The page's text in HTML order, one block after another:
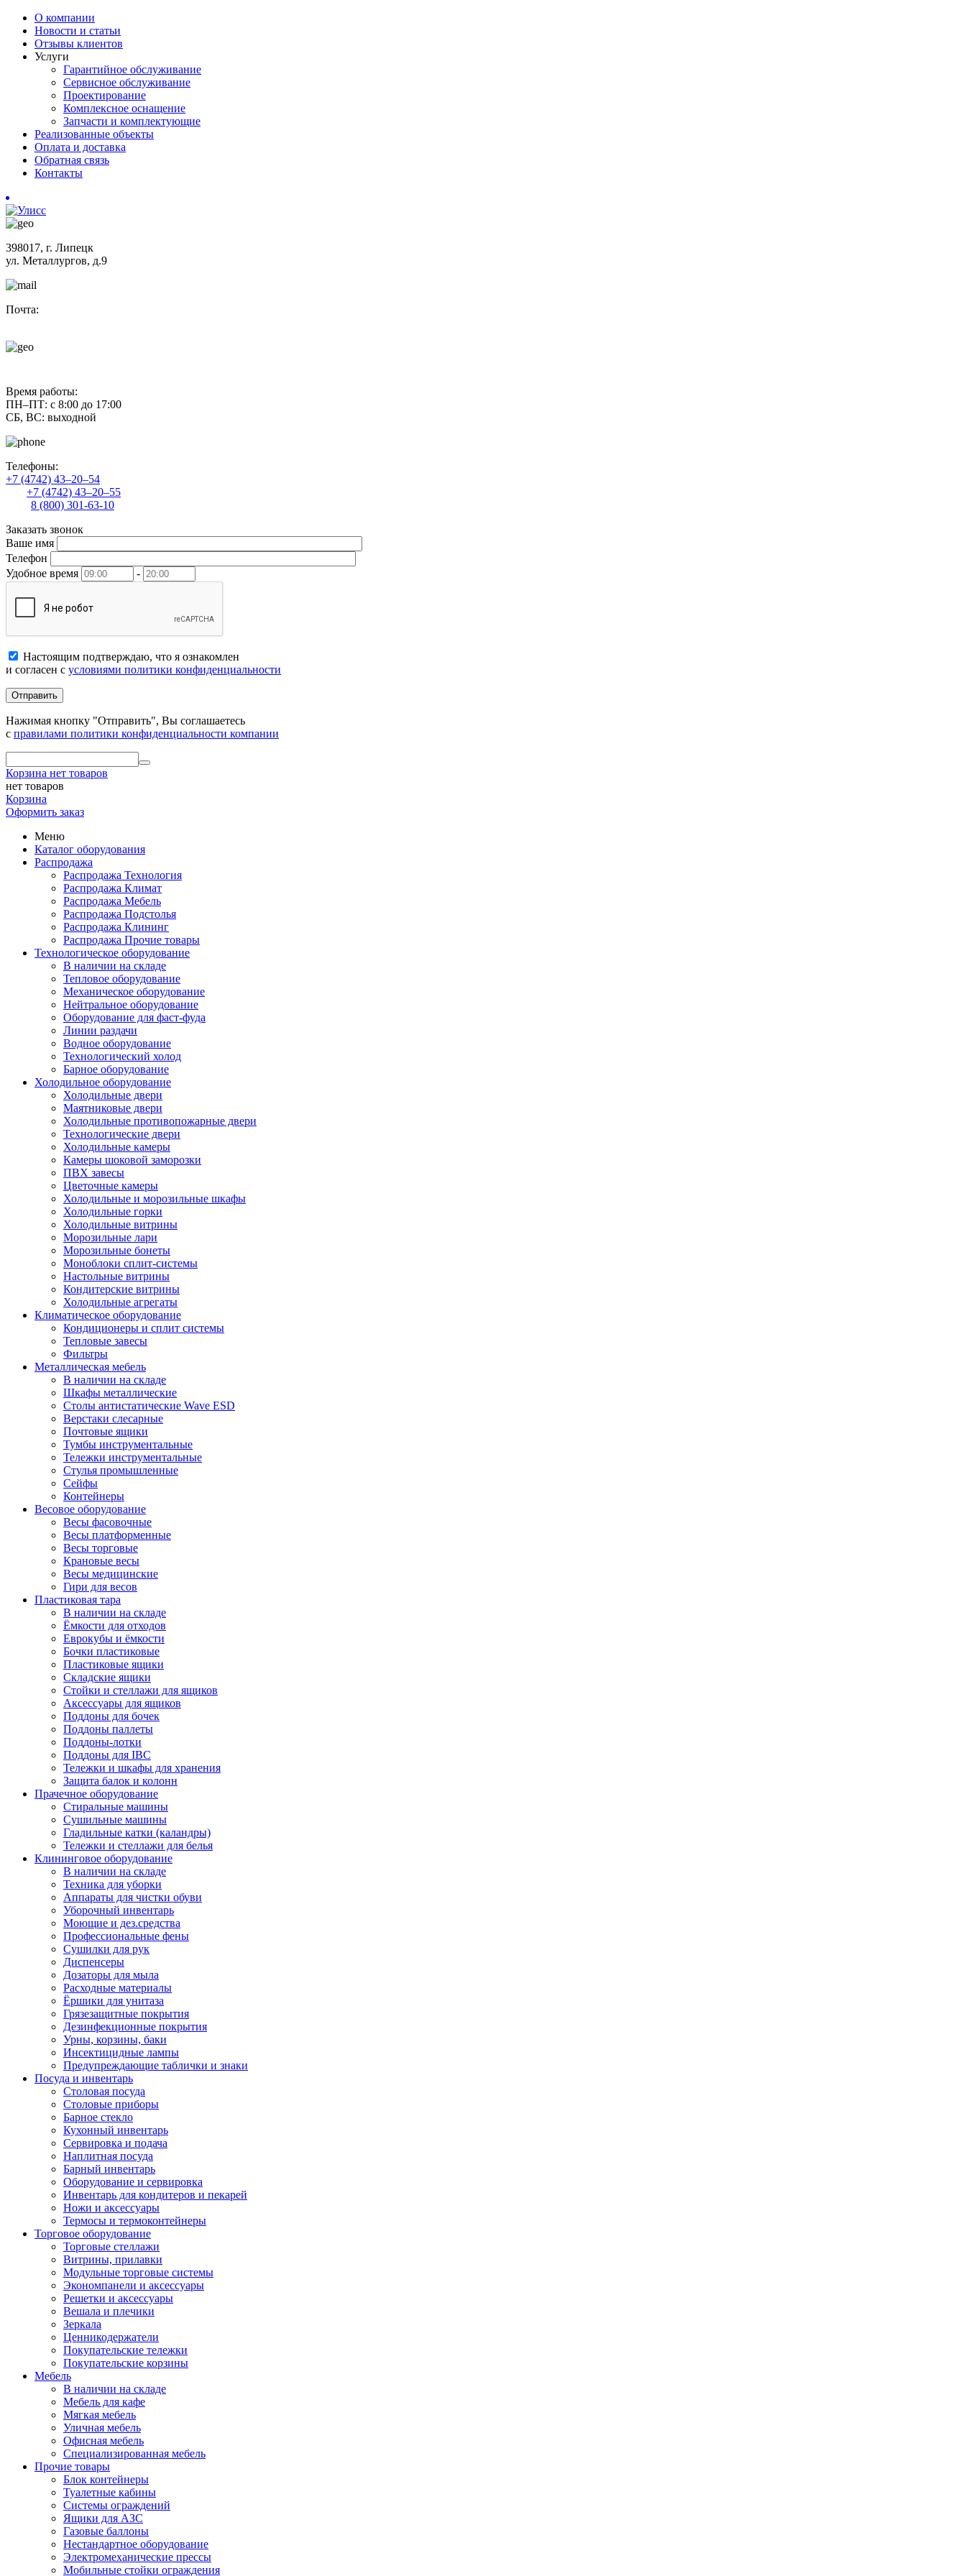
О компании
Новости и статьи
Отзывы клиентов
Услуги
Гарантийное обслуживание
Сервисное обслуживание
Проектирование
Комплексное оснащение
Запчасти и комплектующие
Реализованные объекты
Оплата и доставка
Обратная связь
Контакты
398017, г. Липецк
ул. Металлургов, д.9
Почта:
Время работы:
ПН–ПТ: с 8:00 до 17:00
СБ, ВС: выходной
Телефоны:
+7 (4742) 43–20–54
+7 (4742) 43–20–55
8 (800) 301-63-10
Заказать звонок
Ваше имя
Телефон
Удобное время
-
Настоящим подтверждаю, что я ознакомлен
и согласен с условиями политики конфиденциальности
Отправить
Нажимая кнопку "Отправить", Вы соглашаетесь
с правилами политики конфиденциальности компании
Корзина нет товаров
нет товаров
Корзина
Оформить заказ
Меню
Каталог оборудования
Распродажа
Распродажа Технология
Распродажа Климат
Распродажа Мебель
Распродажа Подстолья
Распродажа Клининг
Распродажа Прочие товары
Технологическое оборудование
В наличии на складе
Тепловое оборудование
Механическое оборудование
Нейтральное оборудование
Оборудование для фаст-фуда
Линии раздачи
Водное оборудование
Технологический холод
Барное оборудование
Холодильное оборудование
Холодильные двери
Маятниковые двери
Холодильные противопожарные двери
Технологические двери
Холодильные камеры
Камеры шоковой заморозки
ПВХ завесы
Цветочные камеры
Холодильные и морозильные шкафы
Холодильные горки
Холодильные витрины
Морозильные лари
Морозильные бонеты
Моноблоки сплит-системы
Настольные витрины
Кондитерские витрины
Холодильные агрегаты
Климатическое оборудование
Кондиционеры и сплит системы
Тепловые завесы
Фильтры
Металлическая мебель
В наличии на складе
Шкафы металлические
Столы антистатические Wave ESD
Верстаки слесарные
Почтовые ящики
Тумбы инструментальные
Тележки инструментальные
Стулья промышленные
Сейфы
Контейнеры
Весовое оборудование
Весы фасовочные
Весы платформенные
Весы торговые
Крановые весы
Весы медицинские
Гири для весов
Пластиковая тара
В наличии на складе
Ёмкости для отходов
Еврокубы и ёмкости
Бочки пластиковые
Пластиковые ящики
Складские ящики
Стойки и стеллажи для ящиков
Аксессуары для ящиков
Поддоны для бочек
Поддоны паллеты
Поддоны-лотки
Поддоны для IBC
Тележки и шкафы для хранения
Защита балок и колонн
Прачечное оборудование
Стиральные машины
Сушильные машины
Гладильные катки (каландры)
Тележки и стеллажи для белья
Клининговое оборудование
В наличии на складе
Техника для уборки
Аппараты для чистки обуви
Уборочный инвентарь
Моющие и дез.средства
Профессиональные фены
Сушилки для рук
Диспенсеры
Дозаторы для мыла
Расходные материалы
Ёршики для унитаза
Грязезащитные покрытия
Дезинфекционные покрытия
Урны, корзины, баки
Инсектицидные лампы
Предупреждающие таблички и знаки
Посуда и инвентарь
Столовая посуда
Столовые приборы
Барное стекло
Кухонный инвентарь
Сервировка и подача
Наплитная посуда
Барный инвентарь
Оборудование и сервировка
Инвентарь для кондитеров и пекарей
Ножи и аксессуары
Термосы и термоконтейнеры
Торговое оборудование
Торговые стеллажи
Витрины, прилавки
Модульные торговые системы
Экономпанели и аксессуары
Решетки и аксессуары
Вешала и плечики
Зеркала
Ценникодержатели
Покупательские тележки
Покупательские корзины
Мебель
В наличии на складе
Мебель для кафе
Мягкая мебель
Уличная мебель
Офисная мебель
Специализированная мебель
Прочие товары
Блок контейнеры
Туалетные кабины
Системы ограждений
Ящики для АЗС
Газовые баллоны
Нестандартное оборудование
Электромеханические прессы
Мобильные стойки ограждения